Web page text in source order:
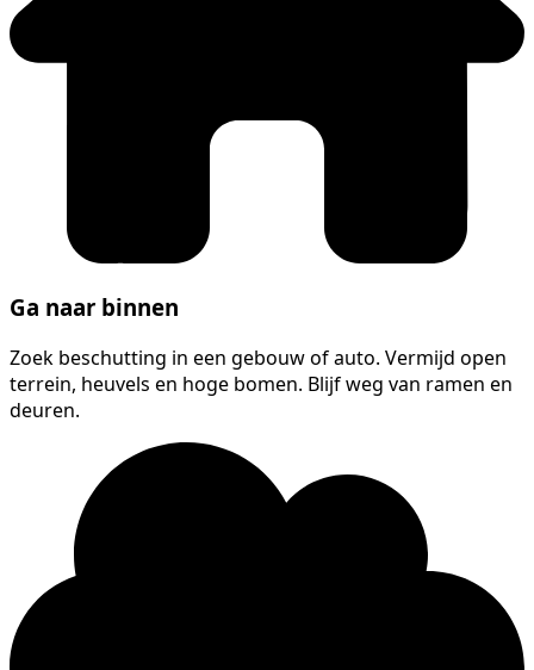
Ga naar binnen
Zoek beschutting in een gebouw of auto. Vermijd open
terrein, heuvels en hoge bomen. Blijf weg van ramen en
deuren.